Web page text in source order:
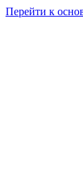
Перейти к